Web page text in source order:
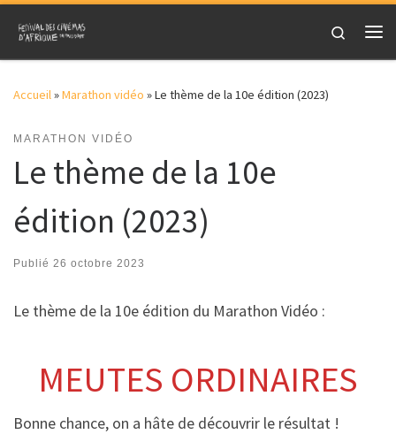
Skip to content
Search
Accueil»Marathon vidéo »Le thème de la 10e édition (2023)
MARATHON VIDÉO
Le thème de la 10e
édition (2023)
Publié 26 octobre 2023
Le thème de la 10e édition du Marathon Vidéo :
MEUTES ORDINAIRES
Bonne chance, on a hâte de découvrir le résultat !